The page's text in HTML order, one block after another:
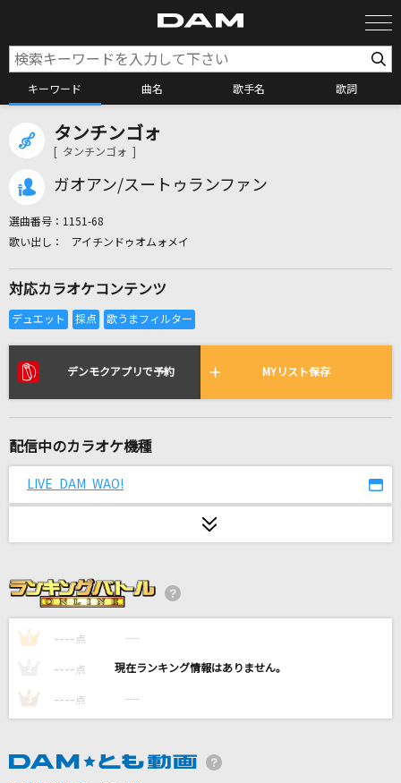
キーワード 曲名 歌手名 歌詞
カラオケ検索
全国りれき
リアルタイムで歌われている曲の一覧
ギラギラ
Heart of glass
[生音]儚くない
SUPER BEAVER
林原めぐみ
原田波人
タンチンゴォ
[ タンチンゴォ ]
ガオアン/スートゥランファン
選曲番号： 1151-68
アイチンドゥオムォメイ
対応カラオケコンテンツ
デンモクアプリで予約 MYリスト保存
配信中のカラオケ機種
LIVE DAM WAO!
1 ---- 点 ----
---- 点 ----
3 ---- 点 ----